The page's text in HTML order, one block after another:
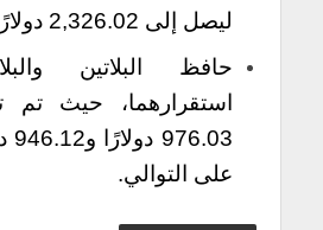
ليصل إلى 2,326.02 دولارًا للأوقية.
حافظ البلاتين
استقرارهما، حيث تم
على التوالي.